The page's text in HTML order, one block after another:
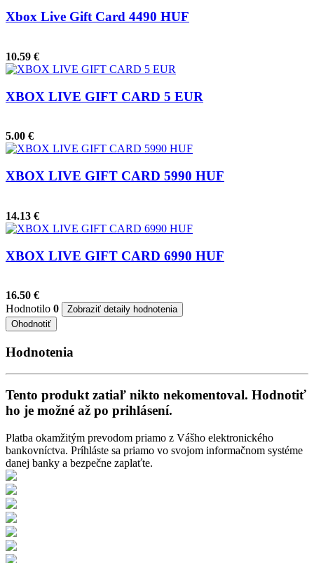
Xbox Live Gift Card 4490 HUF
10.59 €
XBOX LIVE GIFT CARD 5 EUR
5.00 €
XBOX LIVE GIFT CARD 5990 HUF
14.13 €
XBOX LIVE GIFT CARD 6990 HUF
16.50 €
Hodnotilo 0
Zobraziť detaily hodnotenia
Ohodnotiť
Hodnotenia
Tento produkt zatiaľ nikto nekomentoval. Hodnotiť
ho je možné až po prihlásení.
Platba okamžitým prevodom priamo z Vášho elektronického
bankovníctva. Príhláste sa priamo vo svojom informačnom systéme
danej banky a bezpečne zaplaťte.